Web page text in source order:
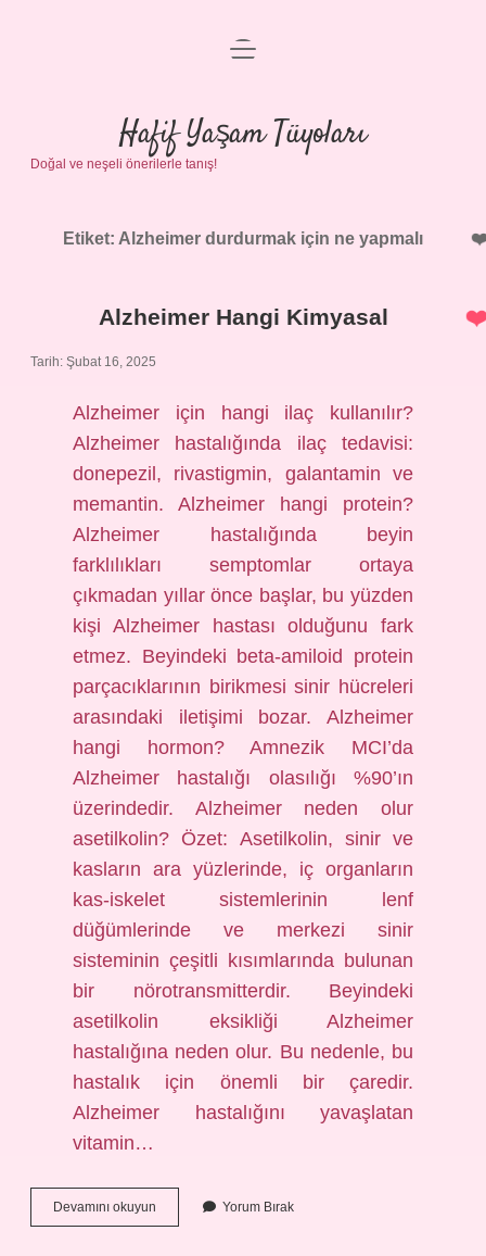
Anasayfa
Gizlilik Politikası
Yasal Uyarı
menüyü
Hafif Yaşam Tüyoları
Doğal ve neşeli önerilerle tanış!
Etiket: Alzheimer durdurmak için ne yapmalı
Alzheimer Hangi Kimyasal
Tarih: Şubat 16, 2025
Alzheimer için hangi ilaç kullanılır?
Alzheimer hastalığında ilaç tedavisi:
donepezil, rivastigmin, galantamin ve
memantin. Alzheimer hangi protein?
Alzheimer hastalığında beyin
farklılıkları semptomlar ortaya
çıkmadan yıllar önce başlar, bu yüzden
kişi Alzheimer hastası olduğunu fark
etmez. Beyindeki beta-amiloid protein
parçacıklarının birikmesi sinir hücreleri
arasındaki iletişimi bozar. Alzheimer
hangi hormon? Amnezik MCI’da
Alzheimer hastalığı olasılığı %90’ın
üzerindedir. Alzheimer neden olur
asetilkolin? Özet: Asetilkolin, sinir ve
kasların ara yüzlerinde, iç organların
kas-iskelet sistemlerinin lenf
düğümlerinde ve merkezi sinir
sisteminin çeşitli kısımlarında bulunan
bir nörotransmitterdir. Beyindeki
asetilkolin eksikliği Alzheimer
hastalığına neden olur. Bu nedenle, bu
hastalık için önemli bir çaredir.
Alzheimer hastalığını yavaşlatan
vitamin…
Devamını okuyun Alzheimer
Hangi
Yorum Bırak